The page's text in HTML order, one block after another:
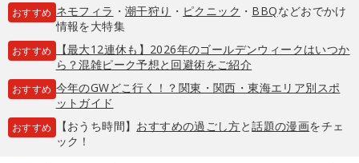
おすすめ ネモフィラ ・ 潮干狩り ・ ピクニック ・ BBQなどおでかけ
情報を大特集
おすすめ
【最大12連休も】2026年のゴールデンウィークはいつか
ら？混雑ピーク予想と回避術をご紹介
おすすめ 今年のGWどこ行く！？関東・関西・東海エリア別スポ
ットガイド
おすすめ 【おうち時間】 おすすめの過ごし方と話題の漫画をチェ
ック！